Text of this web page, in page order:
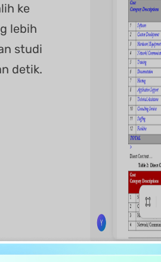
ke
lebih
studi
detik.